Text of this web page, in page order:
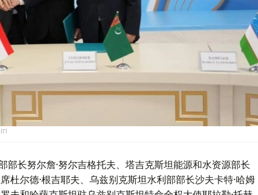
部长努尔詹·努尔吉格托夫、塔吉克斯坦能源和水资源部长
杜尔德·根吉耶夫、乌兹别克斯坦水利部部长沙夫卡特·哈姆